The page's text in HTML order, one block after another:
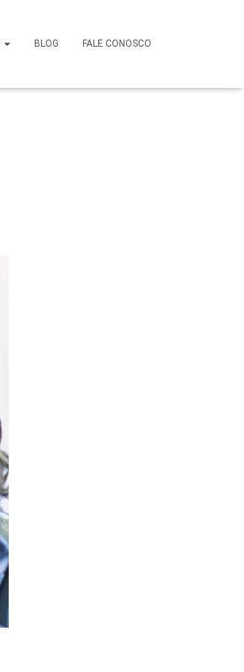
BLOG FALE CONOSCO